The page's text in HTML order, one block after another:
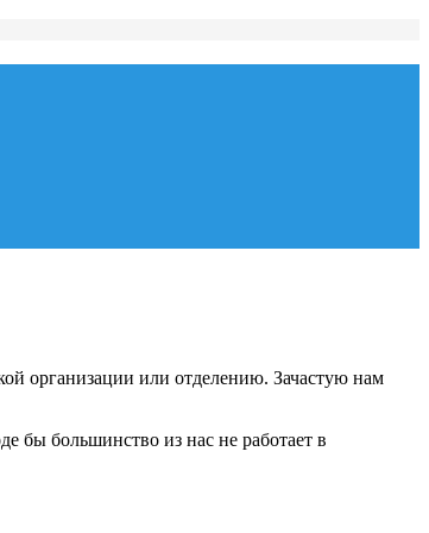
организации или отделению. Зачастую нам
бы большинство из нас не работает в